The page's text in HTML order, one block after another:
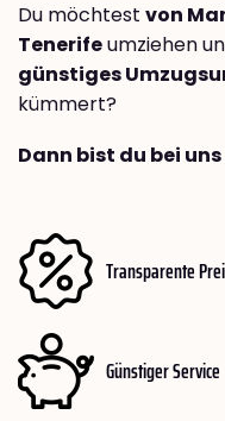
Du möchtest von
Tenerifeumziehen
günstiges
kümmert?
Dann bist du bei
Transparente
Günstiger Service